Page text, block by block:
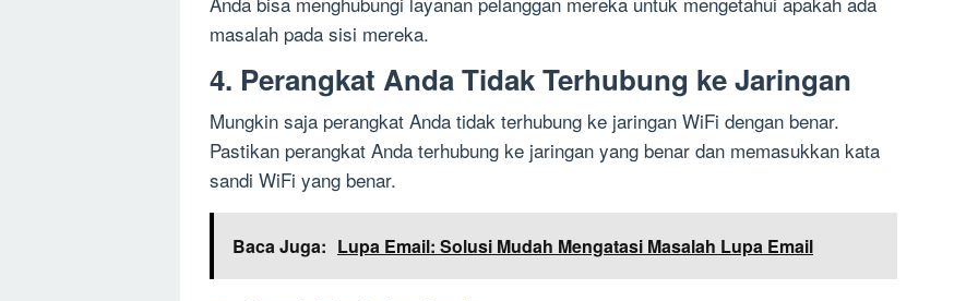
masalah pada sisi mereka.
4. Perangkat Anda Tidak Terhubung ke Jaringan
Mungkin saja perangkat Anda tidak terhubung ke jaringan WiFi dengan benar.
Pastikan perangkat Anda terhubung ke jaringan yang benar dan memasukkan kata
sandi WiFi yang benar.
Baca Juga: Lupa Email: Solusi Mudah Mengatasi Masalah Lupa Email